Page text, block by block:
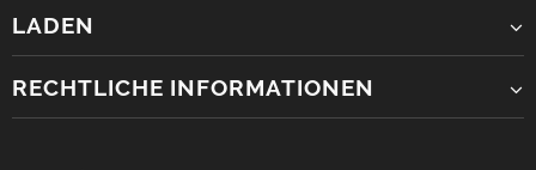
LADEN
RECHTLICHE INFORMATIONEN